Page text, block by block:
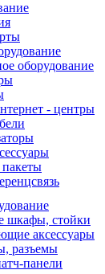
оборудование
- центры
шкафы, стойки
аксессуары
разъемы
панели